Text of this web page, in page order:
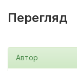
Перегляд
Автор